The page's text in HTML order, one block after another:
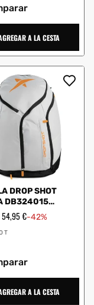
A LA CESTA
DROP SHOT
DB324015
Precio
oferta
54,95 €-42%
A LA CESTA